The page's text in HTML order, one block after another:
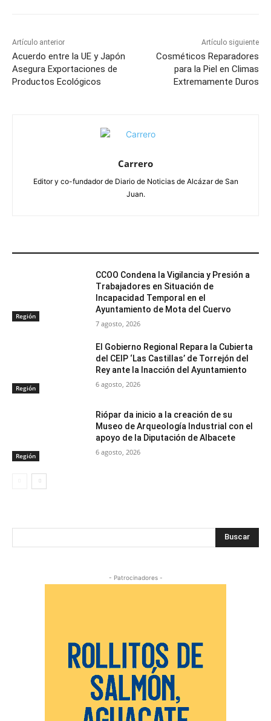
Artículo anterior
Acuerdo entre la UE y Japón
Asegura Exportaciones de
Productos Ecológicos
Artículo siguiente
Cosméticos Reparadores
para la Piel en Climas
Extremamente Duros
Carrero
Editor y co-fundador de Diario de Noticias de Alcázar de San
Juan.
Región
CCOO Condena la Vigilancia y Presión a
Trabajadores en Situación de
Incapacidad Temporal en el
Ayuntamiento de Mota del Cuervo
7 agosto, 2026
Región
El Gobierno Regional Repara la Cubierta
del CEIP ‘Las Castillas’ de Torrejón del
Rey ante la Inacción del Ayuntamiento
6 agosto, 2026
Región
Riópar da inicio a la creación de su
Museo de Arqueología Industrial con el
apoyo de la Diputación de Albacete
6 agosto, 2026
Buscar
- Patrocinadores -